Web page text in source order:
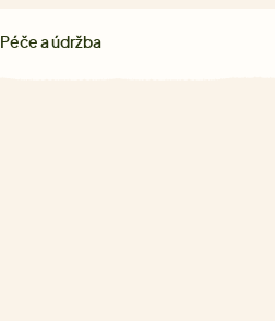
Péče a údržba